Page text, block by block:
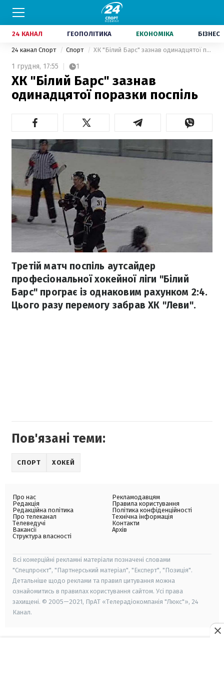
24 КАНАЛ ГЕОПОЛІТИКА ЕКОНОМІКА БІЗНЕС
24 канал Спорт Спорт ХК "Білий Барс" зазнав одинадцятої поразки поспіль
1 грудня, 17:55 1
ХК "Білий Барс" зазнав
одинадцятої поразки поспіль
Третій матч поспіль аутсайдер
професіональної хокейної ліги "Білий
Барс" програє із однаковим рахунком 2:4.
Цього разу перемогу забрав ХК "Леви".
Пов'язані теми:
СПОРТ ХОКЕЙ
Про нас
Редакція
Редакційна політика
Про телеканал
Телеведучі
Вакансії
Структура власності
Рекламодавцям
Правила користування
Політика конфіденційності
Технічна інформація
Контакти
Архів
Всі комерційні рекламні матеріали позначені словами
"Спецпроєкт", "Партнерський матеріал", "Експерт", "Позиція".
Детальніше щодо реклами та правил цитування можна
ознайомитись в правилах користування сайтом. Усі права
захищені. © 2005—2021, ПрАТ «Телерадіокомпанія "Люкс"», 24
Канал.